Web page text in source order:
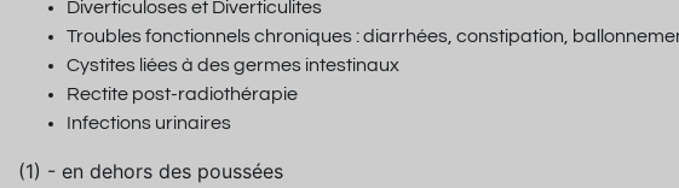
Diverticuloses et Diverticulites
Troubles fonctionnels chroniques : diarrhées, constipation,
Cystites liées à des germes intestinaux
Rectite post-radiothérapie
Infections urinaires
(1) - en dehors des poussées